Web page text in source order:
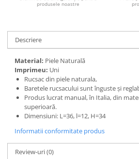
produsele noastre
Descriere
Material: Piele Naturală
Imprimeu: Uni
Rucsac din piele naturala,
Baretele rucsacului sunt înguste și
Produs lucrat manual, în Italia, din
superioară.
Dimensiuni: L=36, l=12, H=34
Informatii conformitate produs
Review-uri(0)